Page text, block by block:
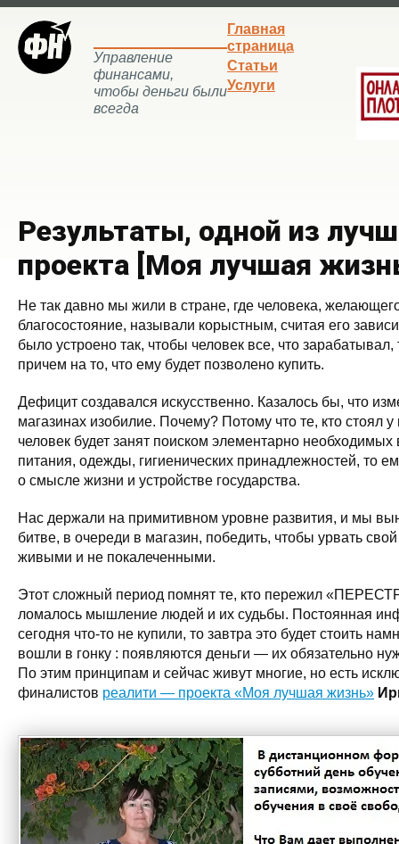
Управление
финансами,
чтобы деньги были
всегда
Главная
страница
Статьи
Услуги
Результаты, одной из
проекта [Моя лучшая
Не так давно мы жили в стране, где человека,
благосостояние, называли корыстным, считая его
было устроено так, чтобы человек все, что зарабатывал,
причем на то, что ему будет позволено купить.
Дефицит создавался искусственно. Казалось бы, что
магазинах изобилие. Почему? Потому что те, кто стоял у
человек будет занят поиском элементарно
питания, одежды, гигиенических принадлежностей, то
о смысле жизни и устройстве государства.
Нас держали на примитивном уровне развития, и мы
битве, в очереди в магазин, победить, чтобы урвать свой
живыми и не покалеченными.
Этот сложный период помнят те, кто пережил
ломалось мышление людей и их судьбы. Постоянная
сегодня что-то не купили, то завтра это будет стоить
вошли в гонку : появляются деньги — их обязательно
По этим принципам и сейчас живут многие, но есть
финалистов реалити — проекта «Моя лучшая жизнь»